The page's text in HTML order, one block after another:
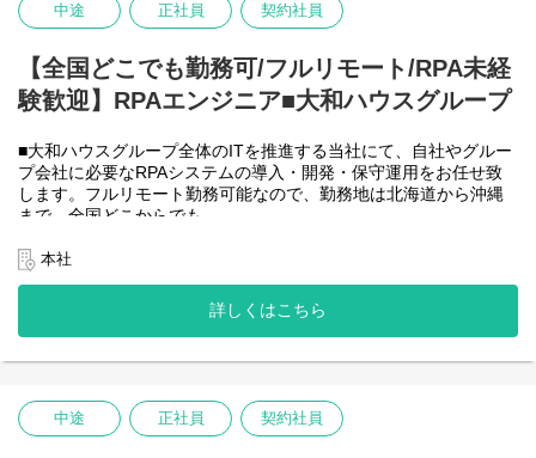
-MySQL など
大和ハウスグループ480社、グループ従業員数(正社員のみ)48,831
全てに関わるシステムを担っています。
出資は大和ハウス本体になりますが、売上好調かつDX推進の優先
度が高いため、
潤沢なリソースのもと、最上流から変革を進めていくことが可能
です。
＜詳細な業務例／基本的な技術仕様＞
ローコード開発プラットフォームを導入し、レガシー化した業務
基幹システムの改善などに取り組んでいます。
中途 正社員 契約社員
【全国どこでも勤務可/フルリモート/RPA未経
験歓迎】RPAエンジニア■大和ハウスグループ
■大和ハウスグループ全体のITを推進する当社にて、自社やグルー
プ会社に必要なRPAシステムの導入・開発・保守運用をお任せ致
します。フルリモート勤務可能なので、勤務地は北海道から沖縄
まで、全国どこからでも
社後の勤務地は問いません。また、働く時間に制限もなく、月160
時間の勤務で、午前5時～22時までの間であれば、自由な時間に働
いていただけます。業務を途中で中断したり、働く時間を調整で
きるので、家事、育児、介護などとの両立も可能です。社員が仕
思っておりますのでフルフレックスです。
＜クライアントは大和ハウスグループ全体＞
本社
詳しくはこちら
中途 正社員 契約社員